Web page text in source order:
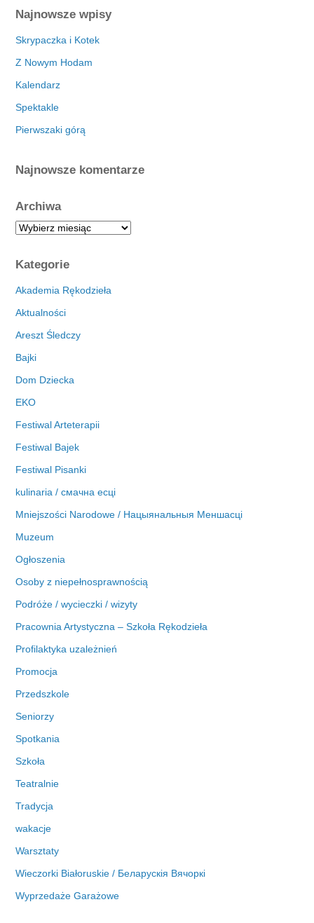
Najnowsze wpisy
Skrypaczka i Kotek
Z Nowym Hodam
Kalendarz
Spektakle
Pierwszaki górą
Najnowsze komentarze
Archiwa
A
c
h
i
a
Kategorie
Akademia Rękodzieła
Aktualności
Areszt Śledczy
Bajki
Dom Dziecka
EKO
Festiwal Arteterapii
Festiwal Bajek
Festiwal Pisanki
kulinaria / смачна есці
Mniejszości Narodowe / Нацыянальныя Меншасці
Muzeum
Ogłoszenia
Osoby z niepełnosprawnością
Podróże / wycieczki / wizyty
Pracownia Artystyczna – Szkoła Rękodzieła
Profilaktyka uzależnień
Promocja
Przedszkole
Seniorzy
Spotkania
Szkoła
Teatralnie
Tradycja
wakacje
Warsztaty
Wieczorki Białoruskie / Беларускія Вячоркі
Wyprzedaże Garażowe